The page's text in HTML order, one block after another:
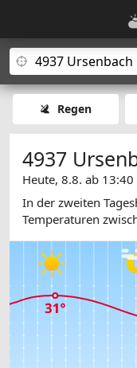
Regen
4937
Heute, 8.8. ab 13:40
In der zweiten
Temperaturen